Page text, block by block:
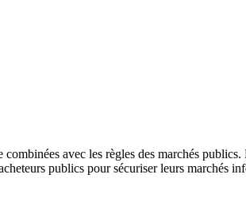
avec les règles des marchés
publics pour sécuriser leurs marchés